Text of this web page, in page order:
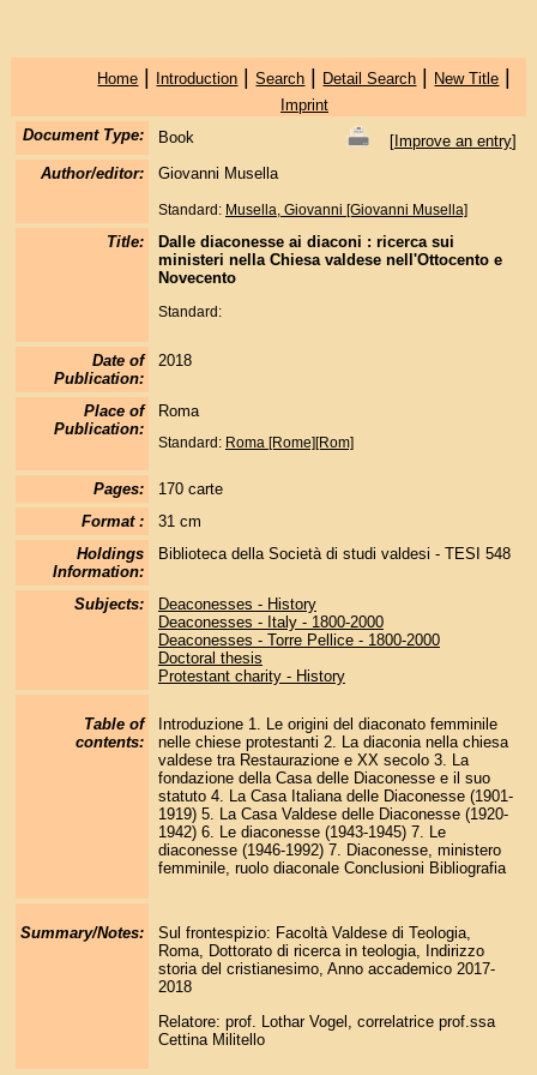
Home | Introduction |Search | Detail Search | New Title |
Imprint
Document Type:
Book [Improve an entry]
Author/editor:
Giovanni Musella
Standard: Musella, Giovanni [Giovanni Musella]
Title:
Dalle diaconesse ai diaconi : ricerca sui
ministeri nella Chiesa valdese nell'Ottocento e
Novecento
Standard:
Date of
Publication:
2018
Place of
Publication:
Roma
Standard: Roma [Rome][Rom]
Pages:
170 carte
Format :
31 cm
Holdings
Information:
Biblioteca della Società di studi valdesi - TESI 548
Subjects:
Deaconesses - History
Deaconesses - Italy - 1800-2000
Deaconesses - Torre Pellice - 1800-2000
Doctoral thesis
Protestant charity - History
Table of
contents:
Introduzione 1. Le origini del diaconato femminile
nelle chiese protestanti 2. La diaconia nella chiesa
valdese tra Restaurazione e XX secolo 3. La
fondazione della Casa delle Diaconesse e il suo
statuto 4. La Casa Italiana delle Diaconesse (1901-
1919) 5. La Casa Valdese delle Diaconesse (1920-
1942) 6. Le diaconesse (1943-1945) 7. Le
diaconesse (1946-1992) 7. Diaconesse, ministero
femminile, ruolo diaconale Conclusioni Bibliografia
Summary/Notes:
Sul frontespizio: Facoltà Valdese di Teologia,
Roma, Dottorato di ricerca in teologia, Indirizzo
storia del cristianesimo, Anno accademico 2017-
2018
Relatore: prof. Lothar Vogel, correlatrice prof.ssa
Cettina Militello